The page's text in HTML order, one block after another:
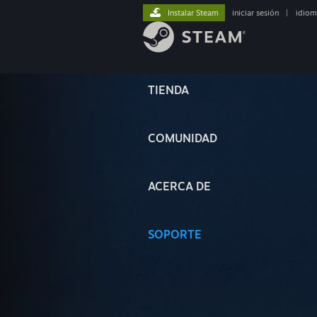
TIENDA
COMUNIDAD
ACERCA DE
SOPORTE
Instalar Steam iniciar sesión